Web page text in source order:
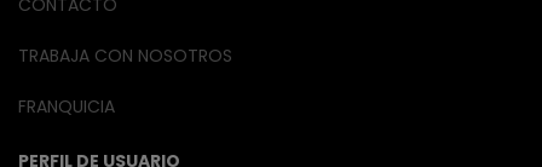
TRABAJA CON NOSOTROS
FRANQUICIA
PERFIL DE USUARIO